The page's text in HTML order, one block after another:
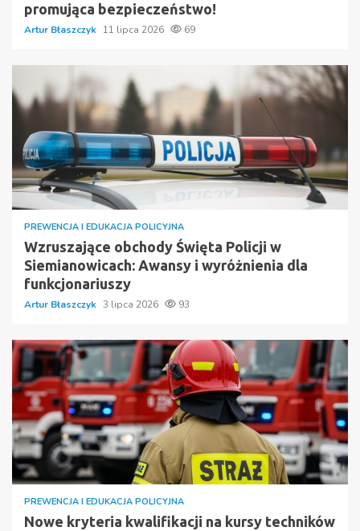
promująca bezpieczeństwo!
Artur Błaszczyk 11 lipca 2026 69
PREWENCJA I EDUKACJA POLICYJNA
Wzruszające obchody Święta Policji w
Siemianowicach: Awansy i wyróżnienia dla
funkcjonariuszy
Artur Błaszczyk 3 lipca 2026 93
PREWENCJA I EDUKACJA POLICYJNA
Nowe kryteria kwalifikacji na kursy techników